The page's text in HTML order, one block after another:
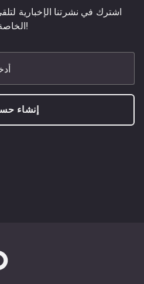
اشترك في نشرتنا الإخبارية
الخاصة!
إنشاء